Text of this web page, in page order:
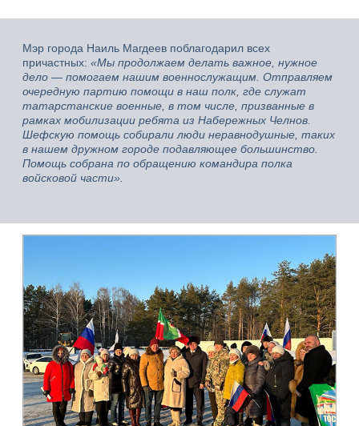
Мэр города Наиль Магдеев поблагодарил всех
причастных: «Мы продолжаем делать важное, нужное
дело — помогаем нашим военнослужащим. Отправляем
очередную партию помощи в наш полк, где служат
татарстанские военные, в том числе, призванные в
рамках мобилизации ребята из Набережных Челнов.
Шефскую помощь собирали люди неравнодушные, таких
в нашем дружном городе подавляющее большинство.
Помощь собрана по обращению командира полка
войсковой части».